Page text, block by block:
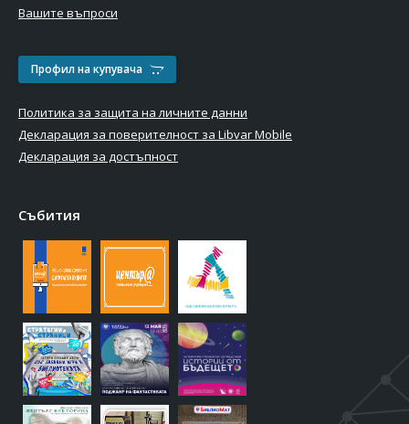
Вашите въпроси
Профил на купувача
Политика за защита на личните данни
Декларация за поверителност за Libvar Mobile
Декларация за достъпност
Събития